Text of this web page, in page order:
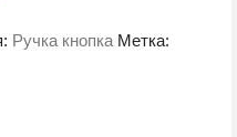
Ручка кнопка Метка: